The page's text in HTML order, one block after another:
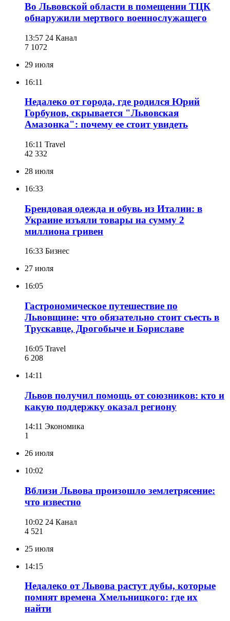
Во Львовской области в помещении ТЦК
обнаружили мертвого военнослужащего
13:57 24 Канал
7 1072
29 июля
16:11
Недалеко от города, где родился Юрий
Горбунов, скрывается "Львовская
Амазонка": почему ее стоит увидеть
16:11 Travel
42 332
28 июля
16:33
Брендовая одежда и обувь из Италии: в
Украине изъяли товары на сумму 2
миллиона гривен
16:33 Бизнес
27 июля
16:05
Гастрономическое путешествие по
Львовщине: что обязательно стоит съесть в
Трускавце, Дрогобыче и Бориславе
16:05 Travel
6 208
14:11
Львов получил помощь от союзников: кто и
какую поддержку оказал региону
14:11 Экономика
1
26 июля
10:02
Вблизи Львова произошло землетрясение:
что известно
10:02 24 Канал
4 521
25 июля
14:15
Недалеко от Львова растут дубы, которые
помнят времена Хмельницкого: где их
найти